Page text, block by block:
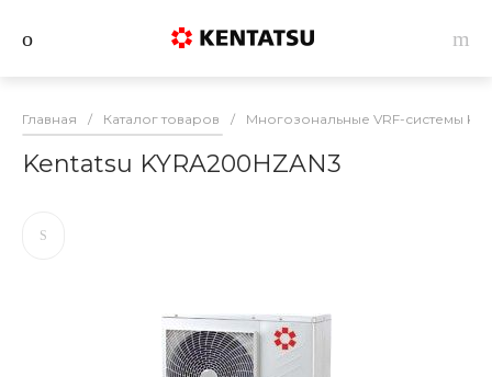
Главная / Каталог товаров / Многозональные VRF-системы
Kentatsu KYRA200HZAN3